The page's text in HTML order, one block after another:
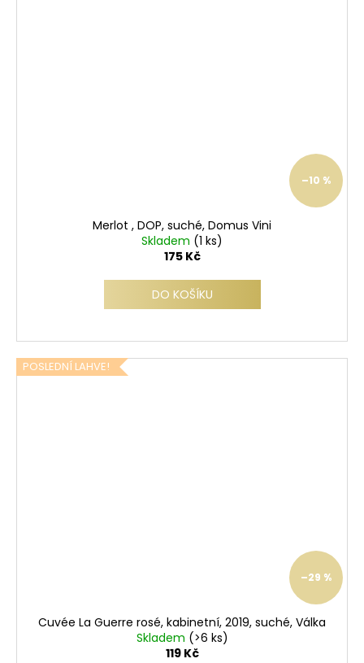
–10 %
Merlot , DOP, suché, Domus Vini
Skladem (1 ks)
175 Kč
DO KOŠÍKU
POSLEDNÍ LAHVE!
–29 %
Cuvée La Guerre rosé, kabinetní, 2019, suché, Válka
Skladem (>6 ks)
119 Kč